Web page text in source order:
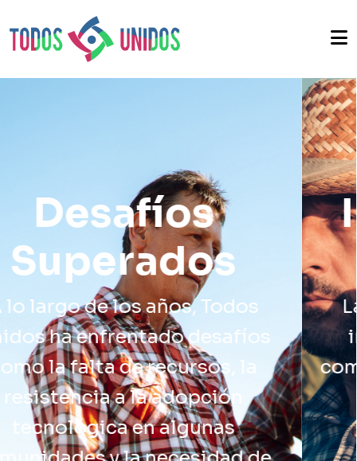
Impacto en la
Comunidad
La organización ha dejado un
impacto significativo en las
comunidades con las que trabaja.
¡Donar Ahora!